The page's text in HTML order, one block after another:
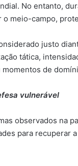
No entanto,
meio-campo,
justo
tática,
de
vulnerável
observados na
para recuperar